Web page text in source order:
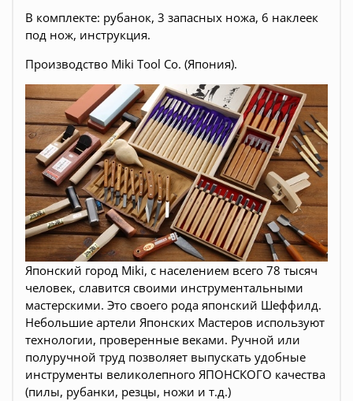
В комплекте: рубанок, 3 запасных ножа, 6 наклеек
под нож, инструкция.
Производство Miki Tool Co. (Япония).
Японский город Miki, с населением всего 78 тысяч
человек, славится своими инструментальными
мастерскими. Это своего рода японский Шеффилд.
Небольшие артели Японских Мастеров используют
технологии, проверенные веками. Ручной или
полуручной труд позволяет выпускать удобные
инструменты великолепного ЯПОНСКОГО качества
(пилы, рубанки, резцы, ножи и т.д.)